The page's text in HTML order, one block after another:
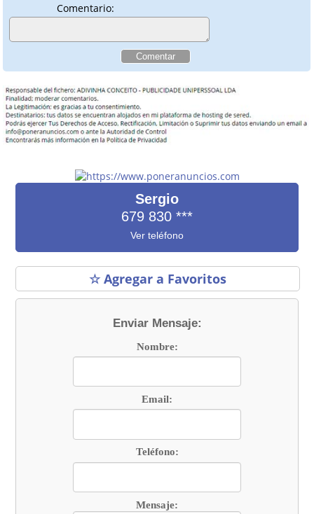
Comentario:
Sergio
679 830***
Ver teléfono
☆ Agregar a Favoritos
Enviar Mensaje:
Nombre:
Email:
Teléfono:
Mensaje: